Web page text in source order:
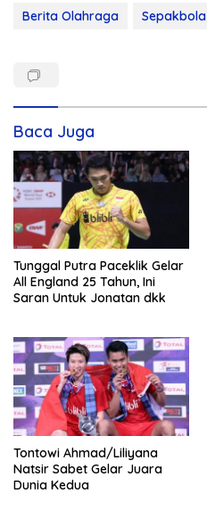
Berita Olahraga Sepakbola
Baca Juga
Tunggal Putra Paceklik Gelar
All England 25 Tahun, Ini
Saran Untuk Jonatan dkk
Tontowi Ahmad/Liliyana
Natsir Sabet Gelar Juara
Dunia Kedua